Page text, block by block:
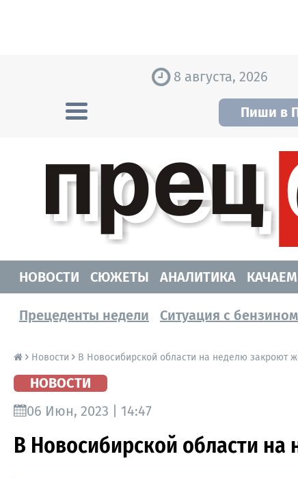
8 августа, 2026
Пиши в
НОВОСТИ
СЮЖЕТЫ АНАЛИТИКА
Прецеденты недели Ситуация с бензином
Новости В Новосибирской области на неделю закроют
НОВОСТИ
06 Июн, 2023 | 14:47
В Новосибирской области